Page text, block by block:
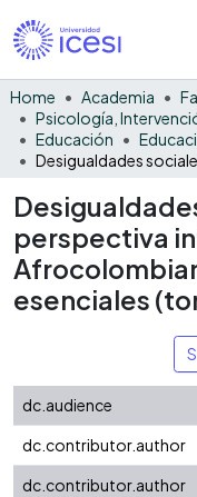
Home Academia
Educación
perspectiva
esenciales
dc.audience
dc.contributor.author
dc.contributor.author